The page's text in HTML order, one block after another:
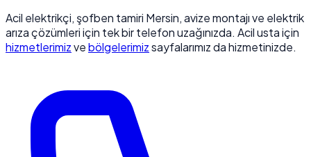
Acil elektrikçi, şofben tamiri Mersin, avize montajı ve elektrik
arıza çözümleri için tek bir telefon uzağınızda. Acil usta için
hizmetlerimizvebölgelerimizsayfalarımız da hizmetinizde.